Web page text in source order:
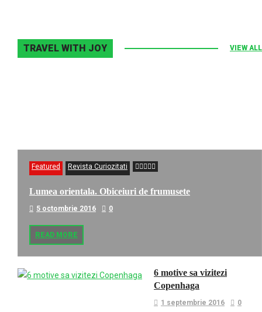
TRAVEL WITH JOY VIEW ALL
Featured Revista Curiozitati
Lumea orientala. Obiceiuri de frumusete
5 octombrie 2016 0
READ MORE
6 motive sa vizitezi
Copenhaga
1 septembrie 2016 0